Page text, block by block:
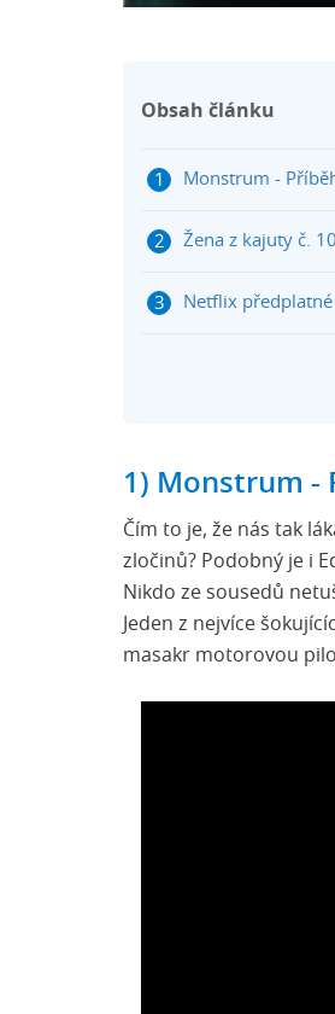
Obsah článku
Monstrum -
Žena z kajuty č.
Netflix
Diplomatické
Caramelo (8. říjen)
Netflix novinky
1) Monstrum -
Čím to je, že nás tak
zločinů? Podobný je i
Nikdo ze sousedů
Jeden z nejvíce
masakr motorovou